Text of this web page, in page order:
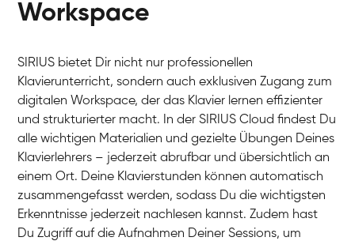
Klavier / Piano / Flügel
Klavier / Piano / Flügel
Hannes
Klavier / Piano / Flügel
Klavier / Piano / Flügel
Workspace
SIRIUS bietet Dir nicht nur professionellen
Klavierunterricht, sondern auch exklusiven Zugang zum
digitalen Workspace, der das Klavier lernen effizienter
und strukturierter macht. In der SIRIUS Cloud findest Du
alle wichtigen Materialien und gezielte Übungen Deines
Klavierlehrers – jederzeit abrufbar und übersichtlich an
einem Ort. Deine Klavierstunden können automatisch
zusammengefasst werden, sodass Du die wichtigsten
Erkenntnisse jederzeit nachlesen kannst. Zudem hast
Du Zugriff auf die Aufnahmen Deiner Sessions, um